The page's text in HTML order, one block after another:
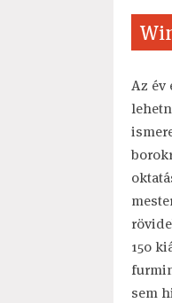
Az év
150
sem